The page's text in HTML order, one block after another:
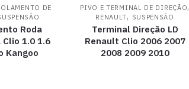
DE
Roda
1.0 1.6
Kangoo
PIVO E TERMINAL DE DIREÇÃO,
RENAULT, SUSPENSÃO
Terminal Direção LD
Renault Clio 2006 2007
2008 2009 2010